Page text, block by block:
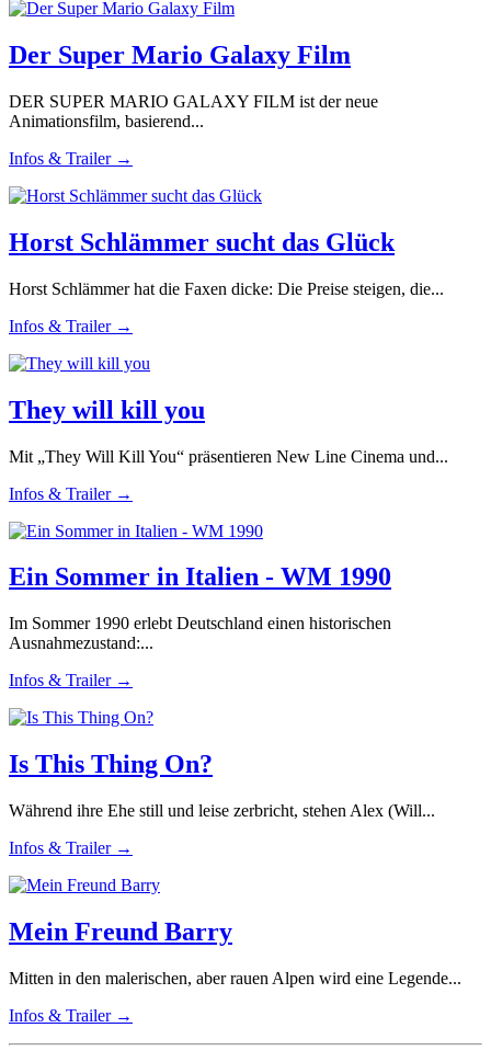
Der Super Mario Galaxy Film
DER SUPER MARIO GALAXY FILM ist der neue
Animationsfilm, basierend...
Infos & Trailer →
Horst Schlämmer sucht das Glück
Horst Schlämmer hat die Faxen dicke: Die Preise steigen, die...
Infos & Trailer →
They will kill you
Mit „They Will Kill You“ präsentieren New Line Cinema und...
Infos & Trailer →
Ein Sommer in Italien - WM 1990
Im Sommer 1990 erlebt Deutschland einen historischen
Ausnahmezustand:...
Infos & Trailer →
Is This Thing On?
Während ihre Ehe still und leise zerbricht, stehen Alex (Will...
Infos & Trailer →
Mein Freund Barry
Mitten in den malerischen, aber rauen Alpen wird eine Legende...
Infos & Trailer →